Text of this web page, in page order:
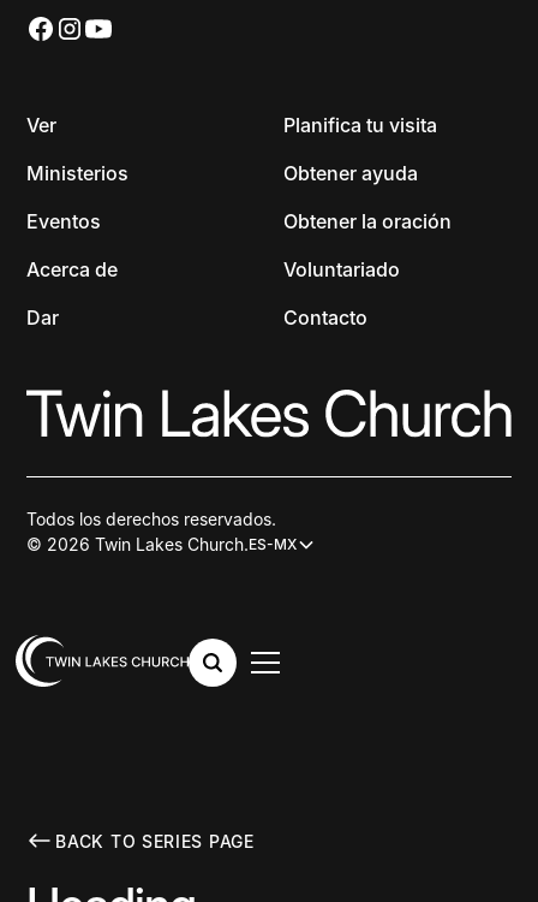
Ver
Ministerios
Eventos
Acerca de
Dar
Planifica tu visita
Obtener ayuda
Obtener la oración
Voluntariado
Contacto
© 2026 Twin Lakes Church.ES-MX
Todos los derechos reservados.
BACK TO SERIES PAGE